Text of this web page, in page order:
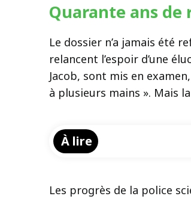
Quarante ans de
Le dossier n’a jamais été
relancent l’espoir d’une
Jacob, sont mis en
à plusieurs mains ». Mais
À lire
Les progrès de la police